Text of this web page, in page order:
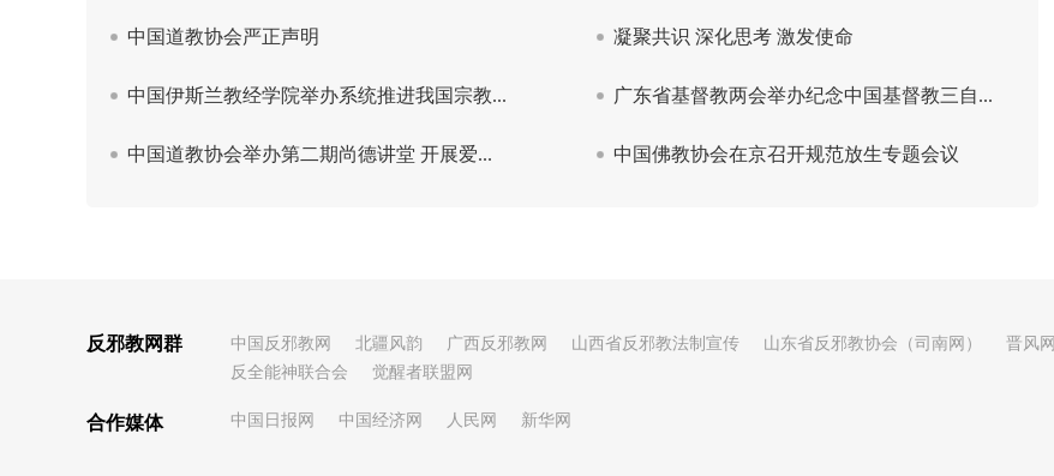
反邪教网群
合作媒体
中国反邪教网 北疆风韵 广西反邪教网 山西省反邪教法制宣传 山东省反邪教协会（司南网） 晋风网
反全能神联合会
觉醒者联盟网
中国日报网 中国经济网 人民网 新华网